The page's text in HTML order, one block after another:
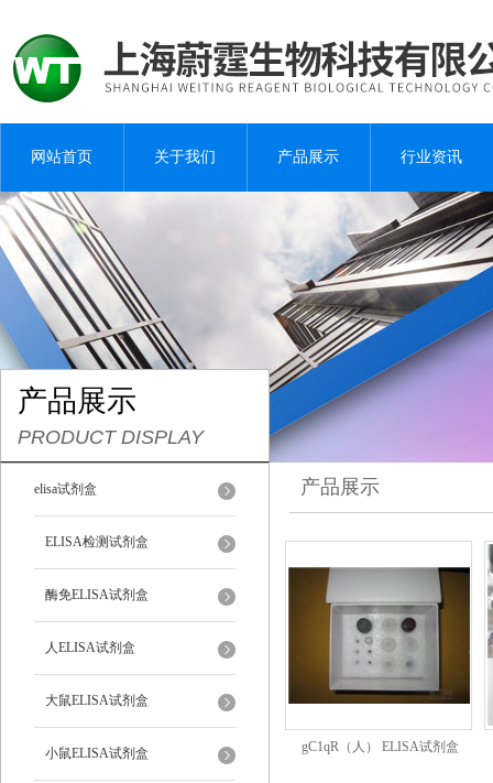
网站首页 关于我们 产品展示 行业资讯
产品展示
PRODUCT DISPLAY
elisa试剂盒
ELISA检测试剂盒
酶免ELISA试剂盒
人ELISA试剂盒
大鼠ELISA试剂盒
小鼠ELISA试剂盒
产品展示
gC1qR（人） ELISA试剂盒